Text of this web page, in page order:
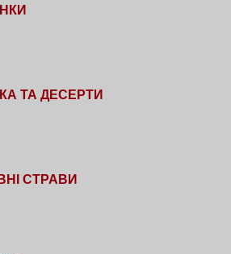
ТА ДЕСЕРТИ
СТРАВИ